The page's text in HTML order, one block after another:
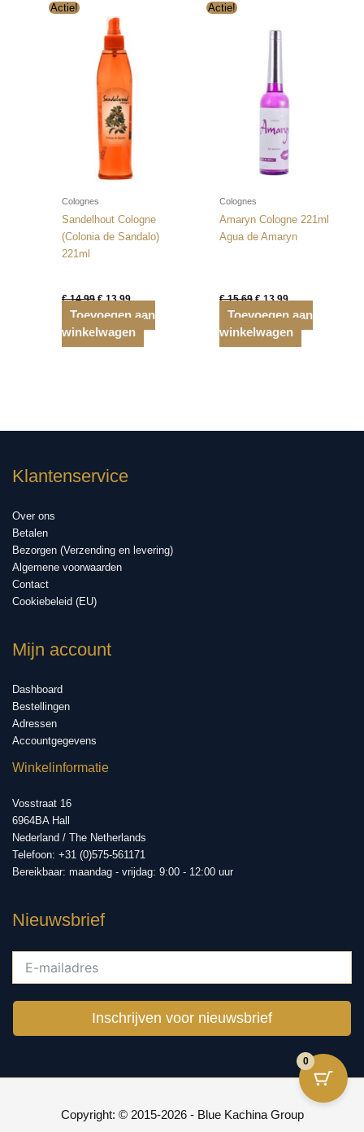
Actie!
Colognes
Sandelhout Cologne
(Colonia de Sandalo)
221ml
€14,99 Oorspronkelijke
was:
€ 14,99.
€13,99Huidige
is:
€ 13,99.
Toevoegen aan
winkelwagen
Actie!
Colognes
Amaryn Cologne 221ml
Agua de Amaryn
€15,69 Oorspronkelijke
was:
€ 15,69.
€13,99Huidige
is:
€ 13,99.
Toevoegen aan
winkelwagen
Klantenservice
Over ons
Betalen
Bezorgen (Verzending en levering)
Algemene voorwaarden
Contact
Cookiebeleid (EU)
Mijn account
Dashboard
Bestellingen
Adressen
Accountgegevens
Winkelinformatie
Vosstraat 16
6964BA Hall
Nederland / The Netherlands
Telefoon: +31 (0)575-561171
Bereikbaar: maandag - vrijdag: 9:00 - 12:00 uur
Nieuwsbrief
Inschrijven voor nieuwsbrief
Copyright: © 2015-2026 - Blue Kachina Group
0